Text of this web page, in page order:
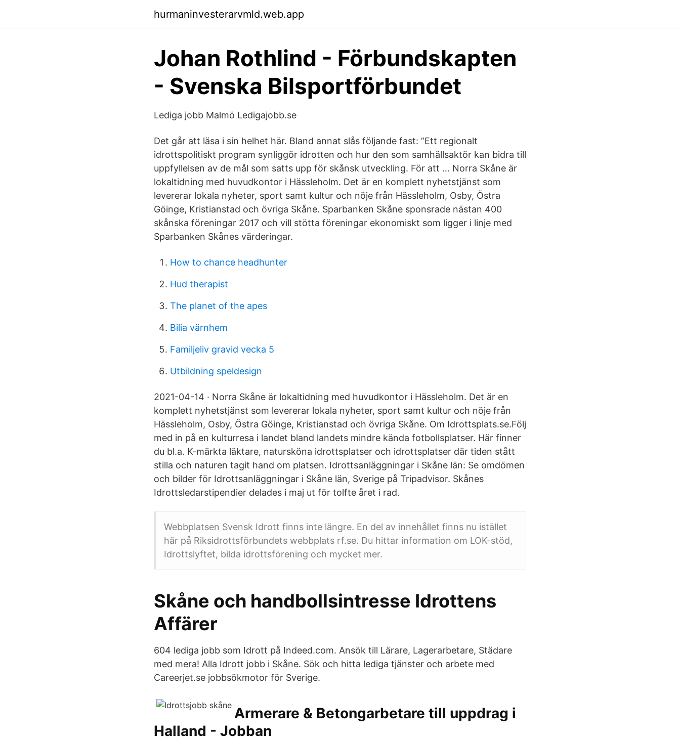
hurmaninvesterarvmld.web.app
Johan Rothlind - Förbundskapten
- Svenska Bilsportförbundet
Lediga jobb Malmö Ledigajobb.se
Det går att läsa i sin helhet här. Bland annat slås följande fast: ”Ett regionalt
idrottspolitiskt program synliggör idrotten och hur den som samhällsaktör kan bidra till
uppfyllelsen av de mål som satts upp för skånsk utveckling. För att … Norra Skåne är
lokaltidning med huvudkontor i Hässleholm. Det är en komplett nyhetstjänst som
levererar lokala nyheter, sport samt kultur och nöje från Hässleholm, Osby, Östra
Göinge, Kristianstad och övriga Skåne. Sparbanken Skåne sponsrade nästan 400
skånska föreningar 2017 och vill stötta föreningar ekonomiskt som ligger i linje med
Sparbanken Skånes värderingar.
How to chance headhunter
Hud therapist
The planet of the apes
Bilia värnhem
Familjeliv gravid vecka 5
Utbildning speldesign
2021-04-14 · Norra Skåne är lokaltidning med huvudkontor i Hässleholm. Det är en
komplett nyhetstjänst som levererar lokala nyheter, sport samt kultur och nöje från
Hässleholm, Osby, Östra Göinge, Kristianstad och övriga Skåne. Om Idrottsplats.se.Följ
med in på en kulturresa i landet bland landets mindre kända fotbollsplatser. Här finner
du bl.a. K-märkta läktare, natursköna idrottsplatser och idrottsplatser där tiden stått
stilla och naturen tagit hand om platsen. Idrottsanläggningar i Skåne län: Se omdömen
och bilder för Idrottsanläggningar i Skåne län, Sverige på Tripadvisor. Skånes
Idrottsledarstipendier delades i maj ut för tolfte året i rad.
Webbplatsen Svensk Idrott finns inte längre. En del av innehållet finns nu istället
här på Riksidrottsförbundets webbplats rf.se. Du hittar information om LOK-stöd,
Idrottslyftet, bilda idrottsförening och mycket mer.
Skåne och handbollsintresse Idrottens
Affärer
604 lediga jobb som Idrott på Indeed.com. Ansök till Lärare, Lagerarbetare, Städare
med mera! Alla Idrott jobb i Skåne. Sök och hitta lediga tjänster och arbete med
Careerjet.se jobbsökmotor för Sverige.
Armerare & Betongarbetare till uppdrag i
Halland - Jobban